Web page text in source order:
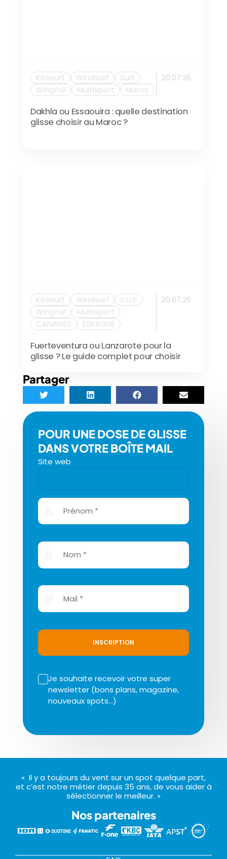
Kitesurf Windsurf
Surf
Wingfoil
Multisport Maroc
20.07.26
Dakhla ou Essaouira : quelle destination
glisse choisir au Maroc ?
Kitesurf Windsurf
S.U.P
Wingfoil
Multisport
CANARIES
ESPAGNE
20.07.26
Fuerteventura ou Lanzarote pour la
glisse ? Le guide complet pour choisir
Partager
POUR UNE DOSE DE GLISSE
DANS VOTRE BOÎTE MAIL
Site web
INSCRIPTION
Je souhaite recevoir votre super
newsletter (bons plans, magazine,
nouveaux spots…)
« Il y a toujours du vent sur un spot quelque part,
et c’est notre métier depuis 35 ans, de vous aider à
sélectionner le meilleur. »
Nos partenaires